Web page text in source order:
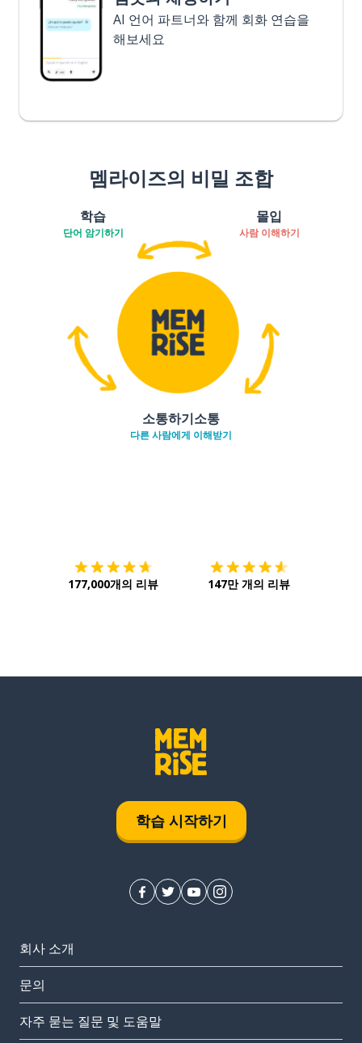
AI 언어 파트너와 함께 회화 연습을
해보세요
멤라이즈의 비밀 조합
학습
단어 암기하기
몰입
사람 이해하기
소통하기소통
다른 사람에게 이해받기
177,000개의 리뷰 147만 개의 리뷰
학습 시작하기
회사 소개
문의
자주 묻는 질문 및 도움말